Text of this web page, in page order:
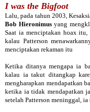
I was the Bigfoot
Lalu, pada tahun 2003,
Bob Hieronimusyang
Saat ia menciptakan hoax
kalau Patterson
menciptakan rekaman itu
Ketika ditanya mengapa ia
kalau ia takut ditangkap
mengharapkan mendapatkan
ketika ia tidak mendapatkan
setelah Patterson meninggal,